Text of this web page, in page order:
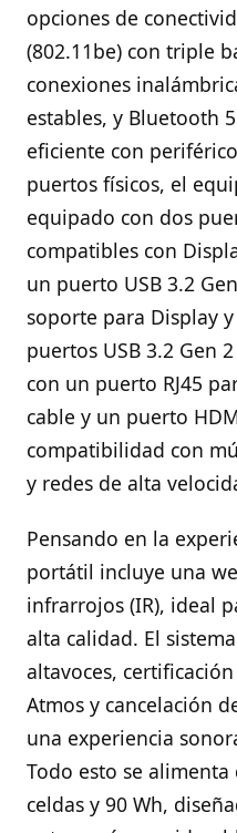
opciones de
(802.11be) con triple
conexiones
estables, y Bluetooth
eficiente con
puertos físicos, el
equipado con dos
compatibles con
un puerto USB 3.2
soporte para Display
puertos USB 3.2 Gen
con un puerto RJ45
cable y un puerto
compatibilidad con
y redes de alta
Pensando en la
portátil incluye una
infrarrojos (IR), ideal
alta calidad. El
altavoces,
Atmos y cancelación
una experiencia
Todo esto se
celdas y 90 Wh,